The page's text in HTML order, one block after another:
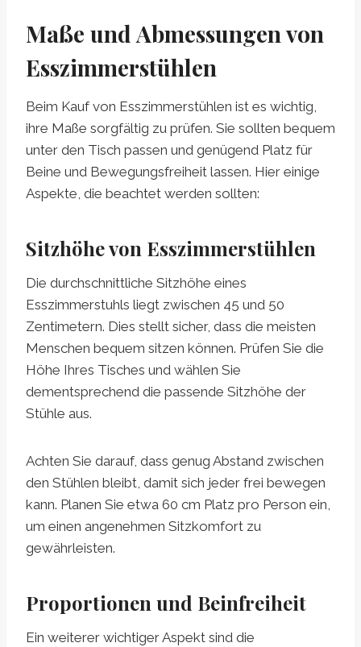
Maße und Abmessungen von
Esszimmerstühlen
Beim Kauf von Esszimmerstühlen ist es wichtig,
ihre Maße sorgfältig zu prüfen. Sie sollten bequem
unter den Tisch passen und genügend Platz für
Beine und Bewegungsfreiheit lassen. Hier einige
Aspekte, die beachtet werden sollten:
Sitzhöhe von Esszimmerstühlen
Die durchschnittliche Sitzhöhe eines
Esszimmerstuhls liegt zwischen 45 und 50
Zentimetern. Dies stellt sicher, dass die meisten
Menschen bequem sitzen können. Prüfen Sie die
Höhe Ihres Tisches und wählen Sie
dementsprechend die passende Sitzhöhe der
Stühle aus.
Achten Sie darauf, dass genug Abstand zwischen
den Stühlen bleibt, damit sich jeder frei bewegen
kann. Planen Sie etwa 60 cm Platz pro Person ein,
um einen angenehmen Sitzkomfort zu
gewährleisten.
Proportionen und Beinfreiheit
Ein weiterer wichtiger Aspekt sind die